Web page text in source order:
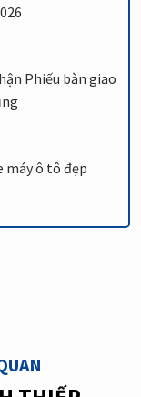
Phiếu bàn giao
máy ô tô đẹp